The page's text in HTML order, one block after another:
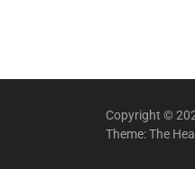
Copyright ©
Theme: The